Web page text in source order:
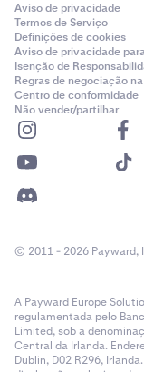
Aviso de privacidade
Termos de Serviço
Definições de cookies
Aviso de privacidade
Isenção de
Regras de negociação
Centro de conformidade
Não vender/partilhar
© 2011 - 2026 Payward,
A Payward Europe
regulamentada pelo
Limited, sob a
Central da Irlanda.
Dublin, D02 R296,